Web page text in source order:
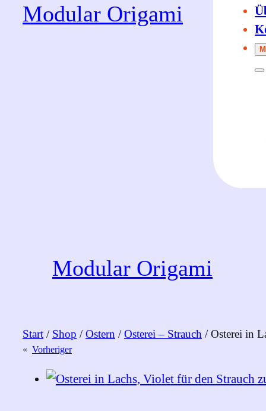
Modular Origami
Modular Origami
Start / Shop /Ostern /Osterei – Strauch / Osterei in
« Vorheriger